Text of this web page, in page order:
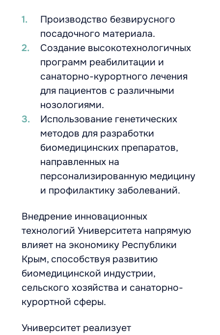
Производство безвирусного
посадочного материала.
Создание высокотехнологичных
программ реабилитации и
санаторно-курортного лечения
для пациентов с различными
нозологиями.
Использование генетических
методов для разработки
биомедицинских препаратов,
направленных на
персонализированную медицину
и профилактику заболеваний.
Внедрение инновационных
технологий Университета напрямую
влияет на экономику Республики
Крым, способствуя развитию
биомедицинской индустрии,
сельского хозяйства и санаторно-
курортной сферы.
Университет реализует